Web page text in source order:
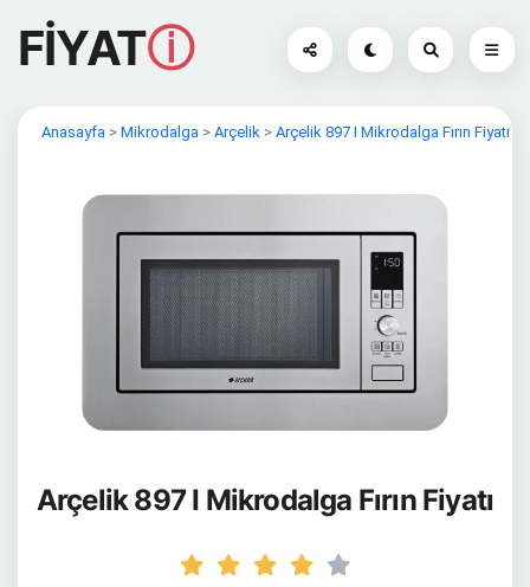
FİYATⓘ
Anasayfa > Mikrodalga > Arçelik > Arçelik 897 I Mikrodalga Fırın Fiyatı
Arçelik 897 I Mikrodalga Fırın Fiyatı